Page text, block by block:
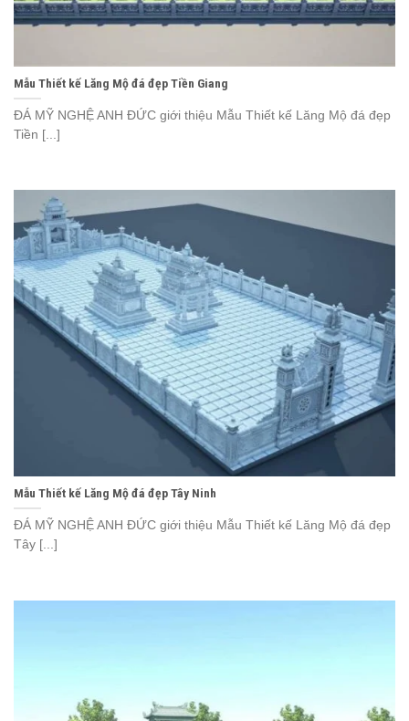
Mẫu Thiết kế Lăng Mộ đá đẹp Tiền Giang
ĐÁ MỸ NGHỆ ANH ĐỨC giới thiệu Mẫu Thiết kế Lăng Mộ đá đẹp
Tiền [...]
Mẫu Thiết kế Lăng Mộ đá đẹp Tây Ninh
ĐÁ MỸ NGHỆ ANH ĐỨC giới thiệu Mẫu Thiết kế Lăng Mộ đá đẹp
Tây [...]